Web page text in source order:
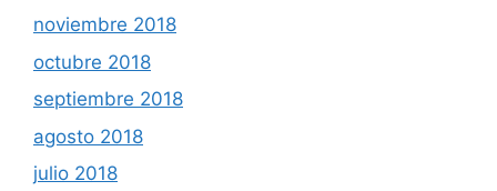
noviembre 2018
octubre 2018
septiembre 2018
agosto 2018
julio 2018